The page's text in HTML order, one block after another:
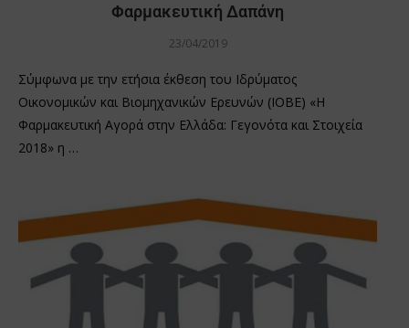
Φαρμακευτική Δαπάνη
23/04/2019
Σύμφωνα με την ετήσια έκθεση του Ιδρύματος
Οικονομικών και Βιομηχανικών Ερευνών (ΙΟΒΕ) «Η
Φαρμακευτική Αγορά στην Ελλάδα: Γεγονότα και Στοιχεία
2018» η …